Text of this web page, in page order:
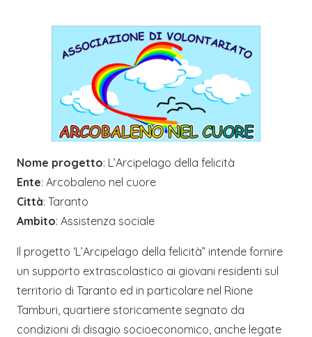
Nome progetto: L’Arcipelago della felicità
Ente: Arcobaleno nel cuore
Città: Taranto
Ambito: Assistenza sociale
Il progetto ‘L’Arcipelago della felicità” intende fornire
un supporto extrascolastico ai giovani residenti sul
territorio di Taranto ed in particolare nel Rione
Tamburi, quartiere storicamente segnato da
condizioni di disagio socioeconomico, anche legate